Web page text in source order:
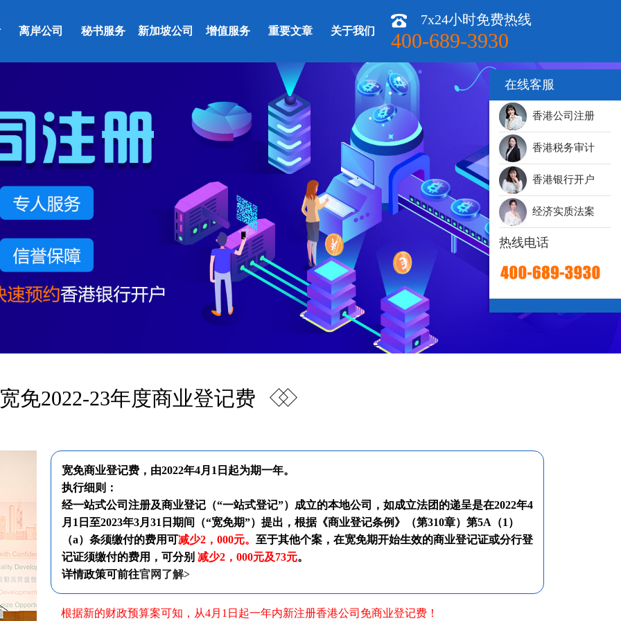
离岸公司 秘书服务 新加坡公司 增值服务 重要文章 关于我们
7x24小时免费热线
400-689-3930
免2022-23年度商业登记费
宽免商业登记费，由2022年4月1日起为期一年。
执行细则：
经一站式公司注册及商业登记（“一站式登记”）成立的本地公司，如成立法团的递呈是在2022年4
月1日至2023年3月31日期间（“宽免期”）提出，根据《商业登记条例》（第310章）第5A（1）
（a）条须缴付的费用可减少2，000元。 至于其他个案，在宽免期开始生效的商业登记证或分行登
记证须缴付的费用，可分别 减少2，000元及73元。
详情政策可前往官网了解>
根据新的财政预算案可知，从4月1日起一年内新注册香港公司免商业登记费！
在线客服
香港公司注册
香港税务审计
香港银行开户
经济实质法案
热线电话